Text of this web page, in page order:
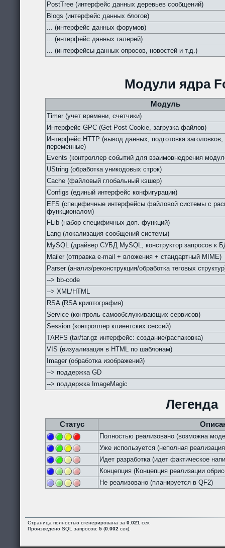
PostTree (интерфейс данных деревьев сообщений)
Blogs (интерфейс данных блогов)
... (интерфейс данных форумов)
... (интерфейс данных галерей)
... (интерфейсы данных опросов, новостей и т.д.)
Модули ядра
Модуль
Timer (учет времени, счетчики)
Интерфейс GPC (Get Post Cookie, загрузка файлов)
Интерфейс HTTP (вывод данных, подготовка
переменные)
Events (контроллер событий для взаимовнедрения
UString (обработка уникодовых строк)
Cache (файловый глобальный кэшер)
Configs (единый интерфейс конфигурации)
EFS (специфичные интерфейсы файловой системы с
функционалом)
FLib (набор специфичных доп. функций)
Lang (локализация сообщений системы)
MySQL (драйвер СУБД MySQL, конструктор запросов к
Mailer (отправка e-mail + вложения + стандартный MIME)
Parser (анализ/реконструкция/обработка теговых
--> bb-code
--> XML/HTML
RSA (RSA криптография)
Service (контроль самообслуживающих сервисов)
Session (контроллер клиентских сессий)
TARFS (tar/tar.gz интерфейс: создание/распаковка)
VIS (визуализация в HTML по шаблонам)
Imager (обработка изображений)
--> поддержка GD
--> поддержка ImageMagic
Легенда
Статус
Полностью реализовано (возможна
Уже используется (неполная
Идет разработка (идет фактическое
Концепция (Концепция реализации
Не реализовано (планируется в QF2)
Страница полностью сгенерирована за 0.021 сек.
Произведено SQL запросов: 5 (0.002 сек).